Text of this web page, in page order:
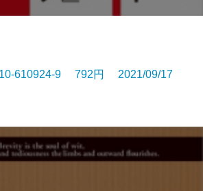
610924-9 792円 2021/09/17